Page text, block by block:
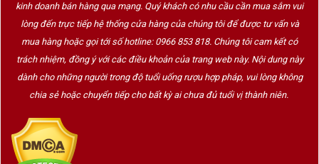
kinh doanh bán hàng qua mạng. Quý khách có nhu cầu cần mua sắm vui
lòng đến trực tiếp hệ thống cửa hàng của chúng tôi để được tư vấn và
mua hàng hoặc gọi tới số hotline: 0966 853 818. Chúng tôi cam kết có
trách nhiệm, đồng ý với các điều khoản của trang web này. Nội dung này
dành cho những người trong độ tuổi uống rượu hợp pháp, vui lòng không
chia sẻ hoặc chuyển tiếp cho bất kỳ ai chưa đủ tuổi vị thành niên.